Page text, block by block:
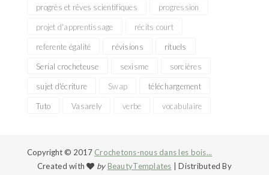
progrès et rêves scientifiques progression
projet d'apprentissage récits court
referente égalité révisions rituels
Serial crocheteuse sexisme sorcières
sujet d'écriture Swap téléchargement
Tuto Vasarely verbe vocabulaire
Copyright © 2017 Crochetons-nous dans les bois...
Created with
by BeautyTemplates | Distributed By